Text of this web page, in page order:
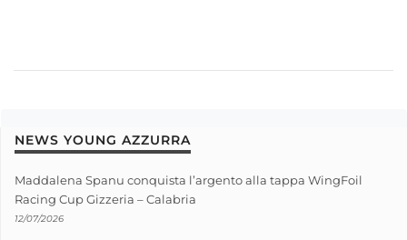
NEWS YOUNG AZZURRA
Maddalena Spanu conquista l’argento alla tappa WingFoil
Racing Cup Gizzeria – Calabria
12/07/2026